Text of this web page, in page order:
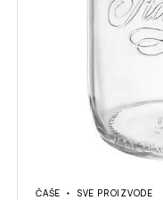
ČAŠE SVE PROIZVODE